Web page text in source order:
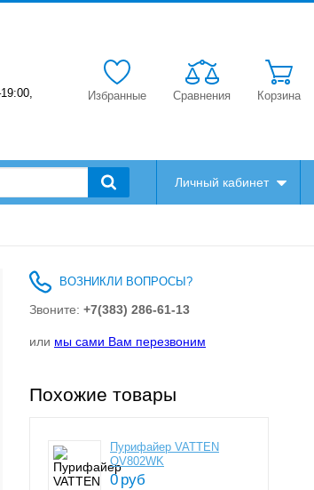
Избранные Сравнения Корзина
Личный кабинет
ВОЗНИКЛИ ВОПРОСЫ?
Звоните: +7(383) 286-61-13
или мы сами Вам перезвоним
Похожие товары
Пурифайер VATTEN
OV802WK
0 руб